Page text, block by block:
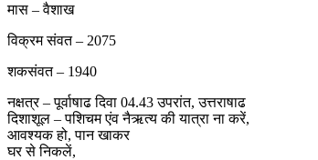
मास – वैशाख
विक्रम संवत – 2075
शकसंवत – 1940
नक्षत्र – पूर्वाषाढ दिवा 04.43 उपरांत, उत्तराषाढ
दिशाशूल – पशिचम एंव नैऋत्य की यात्रा ना करें,
आवश्यक हो, पान खाकर
घर से निकलें,